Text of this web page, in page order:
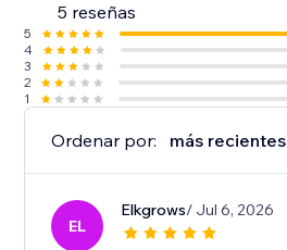
5 reseñas
5
4
3
2
1
Ordenar por: más recientes
EL
Elkgrows/ Jul 6, 2026